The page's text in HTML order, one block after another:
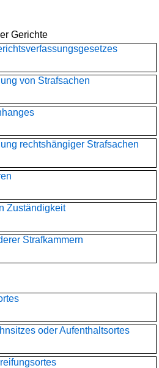
Gerichte
von Strafsachen
rechtshängiger Strafsachen
Zuständigkeit
Strafkammern
oder Aufenthaltsortes